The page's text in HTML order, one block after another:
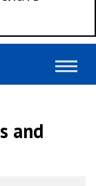
and